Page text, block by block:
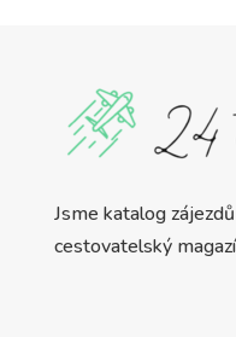
Jsme katalog
cestovatelský